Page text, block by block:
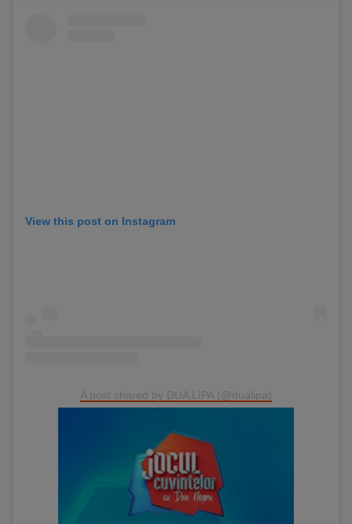
View this post on Instagram
A post shared by DUA LIPA (@dualipa)